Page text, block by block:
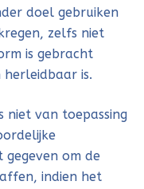
doel gebruiken
zelfs niet
is gebracht
is.
niet van toepassing
om de
indien het